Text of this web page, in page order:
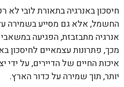
חיסכון באנרגיה בתאורת לובי לא
החשמל, אלא גם מסייע בשמירה
אנרגיה מתבזבזת, הפגיעה
מכך, פתרונות עצמאיים לחיסכון
איכות החיים של הדיירים, על ידי
יותר, תוך שמירה על כדור הארץ.